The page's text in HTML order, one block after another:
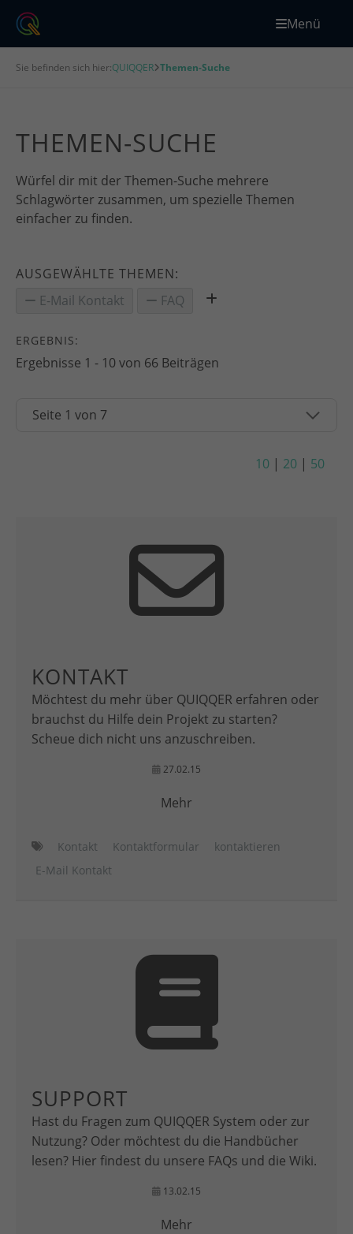
Menü
Sie befinden sich hier:QUIQQER Themen-Suche
THEMEN-SUCHE
Würfel dir mit der Themen-Suche mehrere
Schlagwörter zusammen, um spezielle Themen
einfacher zu finden.
AUSGEWÄHLTE THEMEN:
E-Mail Kontakt
FAQ
ERGEBNIS:
Ergebnisse 1 - 10 von 66 Beiträgen
10 | 20 | 50
KONTAKT
Möchtest du mehr über QUIQQER erfahren oder
brauchst du Hilfe dein Projekt zu starten?
Scheue dich nicht uns anzuschreiben.
27.02.15
Mehr
Kontakt Kontaktformular
kontaktieren
E-Mail Kontakt
SUPPORT
Hast du Fragen zum QUIQQER System oder zur
Nutzung? Oder möchtest du die Handbücher
lesen? Hier findest du unsere FAQs und die Wiki.
13.02.15
Mehr